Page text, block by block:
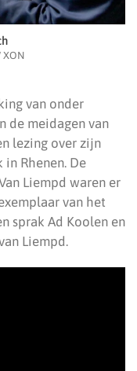
van onder
de meidagen van
lezing over zijn
Rhenen. De
Liempd waren er
van het
sprak Ad Koolen en
Liempd.